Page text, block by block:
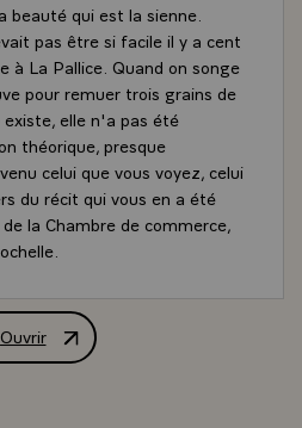
beauté qui est la sienne.
pas être si facile il y a cent
à La Pallice. Quand on songe
pour remuer trois grains de
existe, elle n'a pas été
théorique, presque
celui que vous voyez, celui
du récit qui vous en a été
la Chambre de commerce,
gouvernement. C'était avec
de cet enthousiasme que
ont passé, on se tasse,
Ouvrir
Allocution de M. François Mitterrand,